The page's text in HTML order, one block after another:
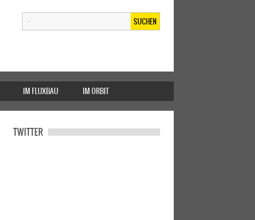
SUCHEN
IM FLUXBAU IM ORBIT
TWITTER